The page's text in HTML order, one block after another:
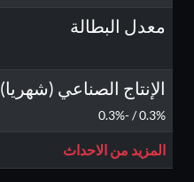
معدل البطالة
الإنتاج الصناعي (شهريا)
0.3% / -0.3%
المزيد من الاحداث